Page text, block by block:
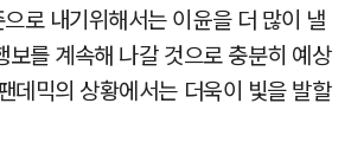
로 내기위해서는 이윤을 더 많이 낼
보를 계속해 나갈 것으로 충분히 예상
데믹의 상황에서는 더욱이 빛을 발할